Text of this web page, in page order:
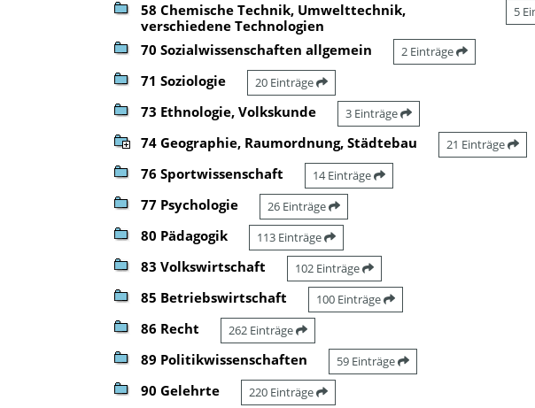
58 Chemische Technik, Umwelttechnik,
verschiedene Technologien
5
70 Sozialwissenschaften allgemein 2 Einträge
71 Soziologie 20 Einträge
73 Ethnologie, Volkskunde 3 Einträge
74 Geographie, Raumordnung, Städtebau 21 Einträge
76 Sportwissenschaft 14 Einträge
77 Psychologie 26 Einträge
80 Pädagogik 113 Einträge
83 Volkswirtschaft 102 Einträge
85 Betriebswirtschaft 100 Einträge
86 Recht 262 Einträge
89 Politikwissenschaften 59 Einträge
90 Gelehrte 220 Einträge